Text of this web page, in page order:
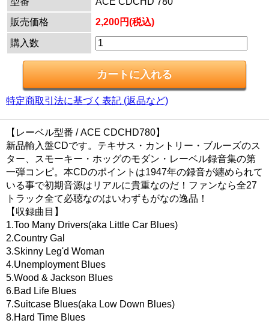
販売価格
2,200円(税込)
購入数
特定商取引法に基づく表記 (返品など)
【レーベル型番 / ACE CDCHD780】
新品輸入盤CDです。テキサス・カントリー・ブルーズのス
ター、スモーキー・ホッグのモダン・レーベル録音集の第
一弾コンピ。本CDのポイントは1947年の録音が纏められて
いる事で初期音源はリアルに貴重なのだ！ファンなら全27
トラック全て必聴なのはいわずもがなの逸品！
【収録曲目】
1.Too Many Drivers(aka Little Car Blues)
2.Country Gal
3.Skinny Leg'd Woman
4.Unemployment Blues
5.Wood & Jackson Blues
6.Bad Life Blues
7.Suitcase Blues(aka Low Down Blues)
8.Hard Time Blues